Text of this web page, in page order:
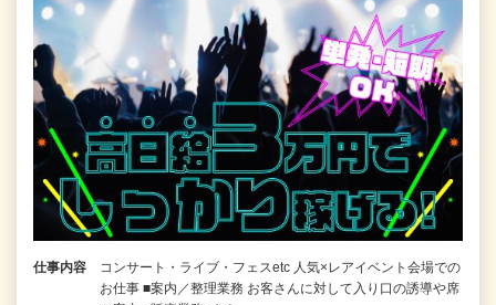
仕事内容
コンサート・ライブ・フェスetc 人気×レアイベント会場での
お仕事 ■案内／整理業務 お客さんに対して入り口の誘導や席